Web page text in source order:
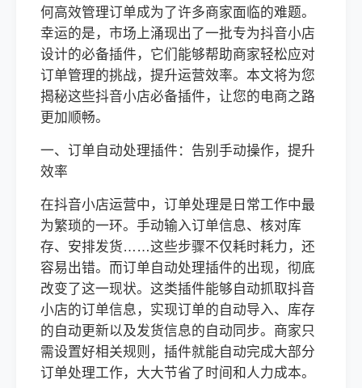
何高效管理订单成为了许多商家面临的难题。
幸运的是，市场上涌现出了一批专为抖音小店
设计的必备插件，它们能够帮助商家轻松应对
订单管理的挑战，提升运营效率。本文将为您
揭秘这些抖音小店必备插件，让您的电商之路
更加顺畅。
一、订单自动处理插件：告别手动操作，提升
效率
在抖音小店运营中，订单处理是日常工作中最
为繁琐的一环。手动输入订单信息、核对库
存、安排发货……这些步骤不仅耗时耗力，还
容易出错。而订单自动处理插件的出现，彻底
改变了这一现状。这类插件能够自动抓取抖音
小店的订单信息，实现订单的自动导入、库存
的自动更新以及发货信息的自动同步。商家只
需设置好相关规则，插件就能自动完成大部分
订单处理工作，大大节省了时间和人力成本。